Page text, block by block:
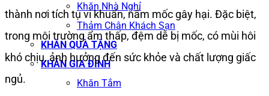
Khăn Nhà Nghỉ
Thảm Chân Khách Sạn
KHĂN QUÀ TẶNG
KHĂN GIA ĐÌNH
Khăn Tắm
thành nơi tích tụ vi khuẩn, nấm mốc gây hại. Đặc biệt,
trong môi trường ẩm thấp, đệm dễ bị mốc, có mùi hôi
khó chịu, ảnh hưởng đến sức khỏe và chất lượng giấc
ngủ.